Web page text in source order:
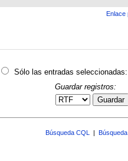
Enlace
Sólo las entradas seleccionadas:
Guardar registros:
Guardar
Búsqueda CQL